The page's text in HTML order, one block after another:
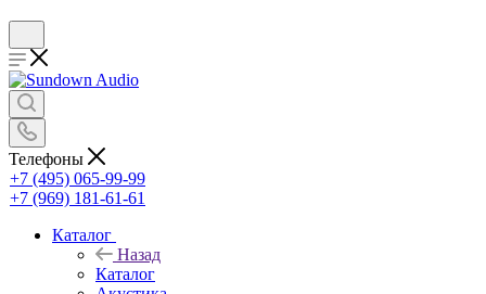
Телефоны
+7 (495) 065-99-99
+7 (969) 181-61-61
Каталог
Назад
Каталог